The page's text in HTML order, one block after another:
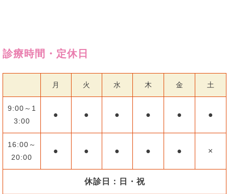
診療時間・定休日
月 火 水 木 金 土
9:00～1
3:00
● ● ● ● ● ●
16:00～
20:00
● ● ● ● ● ×
休診日：日・祝